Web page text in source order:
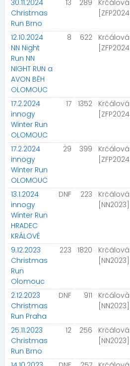
30.11.2024
Christmas
Run Brno
13 289
[ZFP2024]
12.10.2024
NN Night
Run NN
NIGHT RUN a
AVON BĚH
OLOMOUC
8 622
[ZFP2024]
17.2.2024
innogy
Winter Run
OLOMOUC
17 1352
[ZFP2024]
17.2.2024
innogy
Winter Run
OLOMOUC
29 399
[ZFP2024]
13.1.2024
innogy
Winter Run
HRADEC
KRÁLOVÉ
DNF 223
[NN2023]
9.12.2023
Christmas
Run
Olomouc
223 1820
[NN2023]
2.12.2023
Christmas
Run Praha
DNF 911
[NN2023]
25.11.2023
Christmas
Run Brno
12 256
[NN2023]